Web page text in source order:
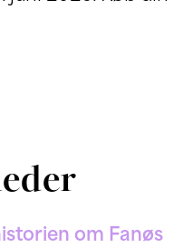
om Fanøs